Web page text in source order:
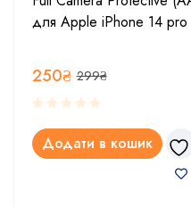
для Apple iPhone 14 pro
299₴
250₴
Додати в кошик